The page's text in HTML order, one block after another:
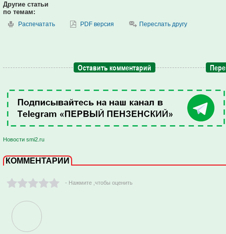
Другие статьи
по темам:
Распечатать PDF версия Переслать другу
Оставить комментарий
Новости smi2.ru
КОММЕНТАРИИ
- Нажмите ,чтобы оценить